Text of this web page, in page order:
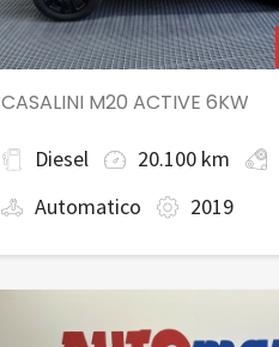
CASALINI M20 ACTIVE 6KW
Diesel 20.100 km
Automatico
2019